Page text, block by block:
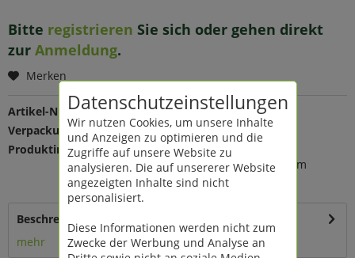
Bitte registrieren Sie sich oder gehen direkt
zur Anmeldung.
Merken
Artikel-Nr.:
205872
Verpackungseinheit:
1 St
Produktinfo:
Farbe: grün
Maße: Ø 20/25/30 H 10/12/14 cm
Material: Weide
Beschreibung
mehr
Datenschutzeinstellungen
Wir nutzen Cookies, um unsere Inhalte
und Anzeigen zu optimieren und die
Zugriffe auf unsere Website zu
analysieren. Die auf unsererer Website
angezeigten Inhalte sind nicht
personalisiert.
Diese Informationen werden nicht zum
Zwecke der Werbung und Analyse an